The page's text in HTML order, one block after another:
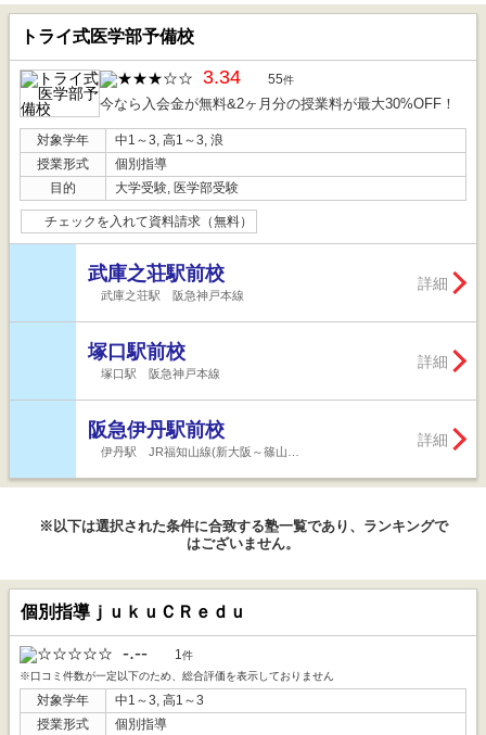
トライ式医学部予備校
3.34 55件
今なら入会金が無料&2ヶ月分の授業料が最大30%OFF！
対象学年
中1～3, 高1～3, 浪
授業形式
個別指導
目的
大学受験, 医学部受験
チェックを入れて資料請求（無料）
武庫之荘駅前校
武庫之荘駅 阪急神戸本線
詳細
塚口駅前校
塚口駅 阪急神戸本線
詳細
阪急伊丹駅前校
伊丹駅 JR福知山線(新大阪～篠山…
詳細
※以下は選択された条件に合致する塾一覧であり、ランキングで
はございません。
個別指導ｊｕｋｕＣＲｅｄｕ
-.-- 1件
※口コミ件数が一定以下のため、総合評価を表示しておりません
対象学年
中1～3, 高1～3
授業形式
個別指導